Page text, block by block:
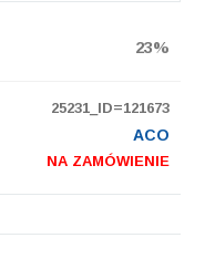
23%
25231_ID=121673
ACO
NA ZAMÓWIENIE